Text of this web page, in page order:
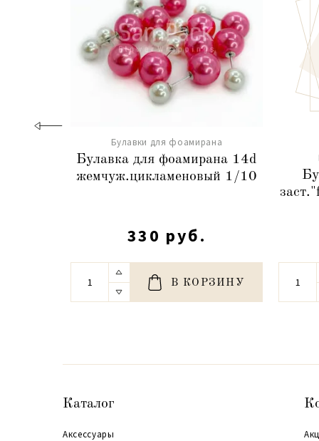
Булавки для фоамирана
Булавка для фоамирана 14d
жемчуж.цикламеновый 1/10
330 руб.
В КОРЗИНУ
Каталог
Аксессуары